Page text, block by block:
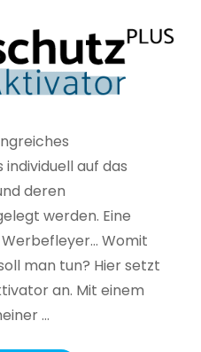
auf das
deren
werden. Eine
Werbefleyer… Womit
man tun? Hier setzt
an. Mit einem
…